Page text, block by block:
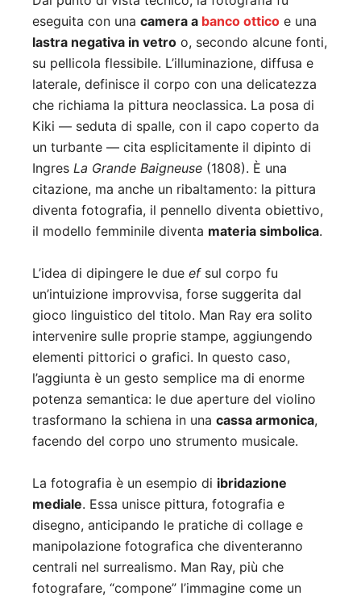
eseguita con una camera a banco ottico e una
lastra negativa in vetro o, secondo alcune fonti,
su pellicola flessibile. L’illuminazione, diffusa e
laterale, definisce il corpo con una delicatezza
che richiama la pittura neoclassica. La posa di
Kiki — seduta di spalle, con il capo coperto da
un turbante — cita esplicitamente il dipinto di
Ingres La Grande Baigneuse (1808). È una
citazione, ma anche un ribaltamento: la pittura
diventa fotografia, il pennello diventa obiettivo,
il modello femminile diventa materia simbolica.
L’idea di dipingere le due efsul corpo fu
un’intuizione improvvisa, forse suggerita dal
gioco linguistico del titolo. Man Ray era solito
intervenire sulle proprie stampe, aggiungendo
elementi pittorici o grafici. In questo caso,
l’aggiunta è un gesto semplice ma di enorme
potenza semantica: le due aperture del violino
trasformano la schiena in una cassa armonica,
facendo del corpo uno strumento musicale.
La fotografia è un esempio di ibridazione
mediale. Essa unisce pittura, fotografia e
disegno, anticipando le pratiche di collage e
manipolazione fotografica che diventeranno
centrali nel surrealismo. Man Ray, più che
fotografare, “compone” l’immagine come un